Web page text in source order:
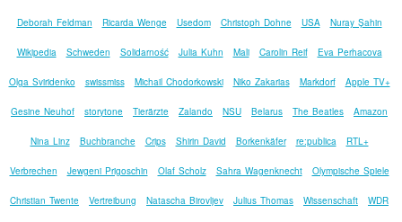
Deborah Feldman Ricarda Wenge Usedom Christoph Dohne USA Nuray Şahin
Wikipedia Schweden Solidarność Julia Kuhn Mali Carolin Reif Eva Perhacova
Olga Sviridenko swissmiss Michail Chodorkowski Niko Zakarias Markdorf Apple TV+
Gesine Neuhof storytone Tierärzte Zalando NSU Belarus The Beatles Amazon
Nina Linz Buchbranche Crips Shirin David Borkenkäfer re:publica RTL+
Verbrechen Jewgeni Prigoschin Olaf Scholz Sahra Wagenknecht Olympische Spiele
Christian Twente Vertreibung Natascha Birovljev Julius Thomas Wissenschaft WDR